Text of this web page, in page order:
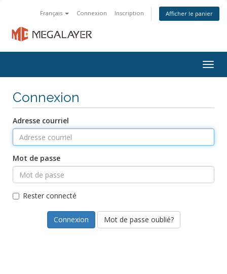
Français Connexion Inscription Afficher le panier
Connexion
Adresse courriel
Mot de passe
Rester connecté
Mot de passe oublié?